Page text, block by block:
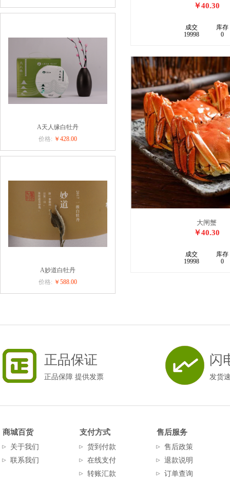
A天人缘白牡丹
价格: ￥428.00
A妙道白牡丹
价格: ￥588.00
￥40.30
成交
19998
库存
0
大闸蟹
￥40.30
成交
19998
库存
0
正品保证
正品保障 提供发票
闪
发货
商城百货
关于我们
联系我们
支付方式
货到付款
在线支付
转账汇款
售后服务
售后政策
退款说明
订单查询